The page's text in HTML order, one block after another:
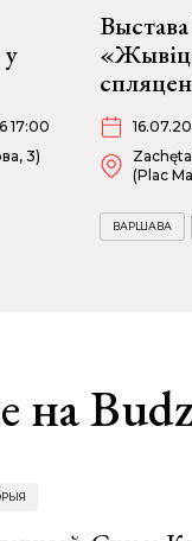
17:00
3)
(Plac
ВАРШАВА
на